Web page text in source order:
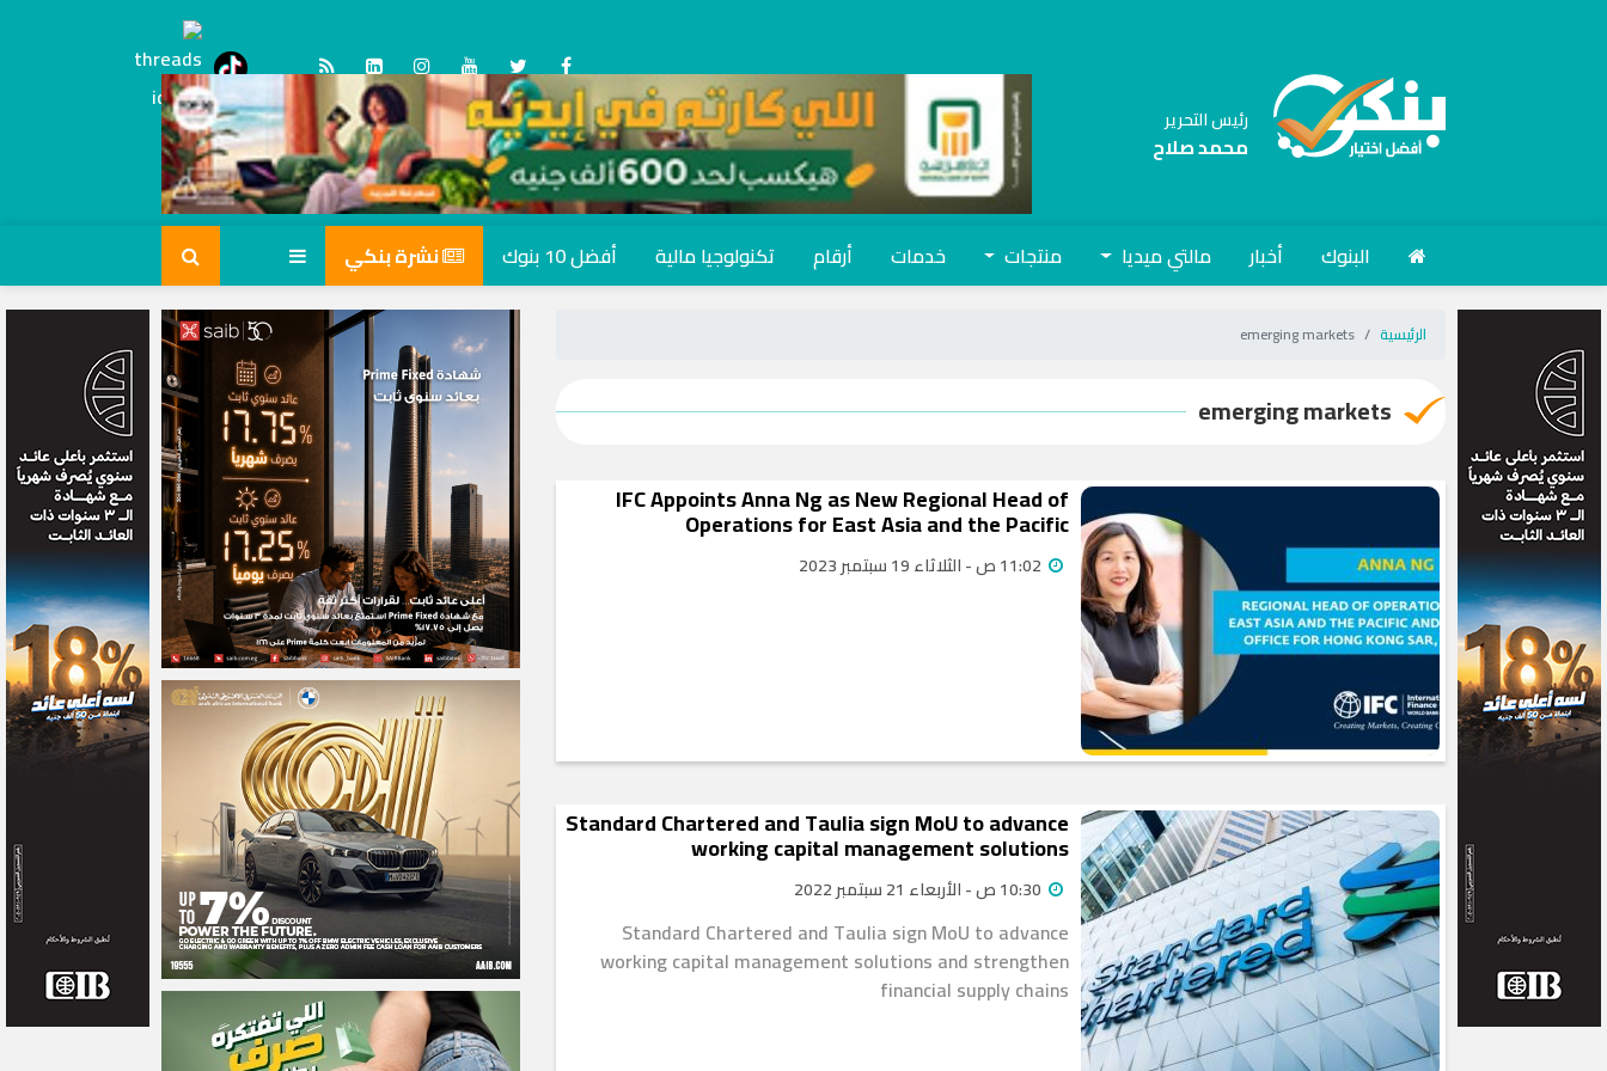
tiktok
Threads
رئيس التحرير
محمد صلاح
البنوك أخبار مالتي ميديا منتجات خدمات أرقام تكنولوجيا مالية أفضل 10 بنوك نشرة بنكي
الرئيسية emerging markets
emerging markets
IFC Appoints Anna Ng as New Regional Head of
Operations for East Asia and the Pacific
Standard Chartered and Taulia sign MoU to advance
working capital management solutions
Standard Chartered and Taulia sign MoU to advance
working capital management solutions and strengthen
financial supply chains